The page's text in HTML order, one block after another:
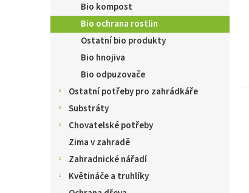
Bio kompost
Bio ochrana rostlin
Ostatní bio produkty
Bio hnojiva
Bio odpuzovače
Ostatní potřeby pro zahrádkáře
Substráty
Chovatelské potřeby
Zima v zahradě
Zahradnické nářadí
Květináče a truhlíky